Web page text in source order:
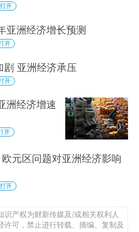
开
亚洲经济增长预测
开
剧 亚洲经济承压
开
洲经济增速
开
元区问题对亚洲经济影响
开
识产权为财新传媒及/或相关权利人
许可，禁止进行转载、摘编、复制及